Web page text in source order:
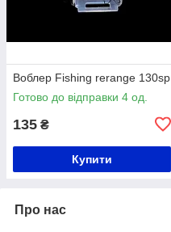
Воблер Fishing rerange 130sp
Готово до відправки 4 од.
135 ₴
Купити
Про нас